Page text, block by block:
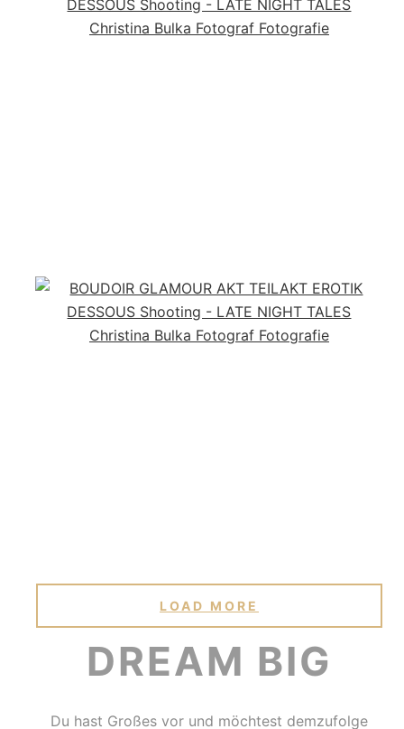
LOAD MORE
DREAM BIG
Du hast Großes vor und möchtest demzufolge